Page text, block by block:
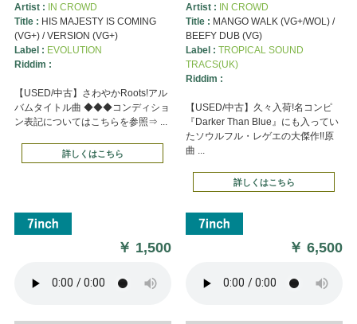
Artist : IN CROWD
Title : HIS MAJESTY IS COMING
(VG+) / VERSION (VG+)
Label : EVOLUTION
Riddim :
【USED/中古】さわやかRoots!アル
バムタイトル曲 ◆◆◆コンディショ
ン表記についてはこちらを参照⇒ ...
詳しくはこちら
￥ 1,500
Artist : IN CROWD
Title : MANGO WALK (VG+/WOL) /
BEEFY DUB (VG)
Label : TROPICAL SOUND
TRACS(UK)
Riddim :
【USED/中古】久々入荷!名コンピ
『Darker Than Blue』にも入ってい
たソウルフル・レゲエの大傑作!!原
曲 ...
詳しくはこちら
￥6,500